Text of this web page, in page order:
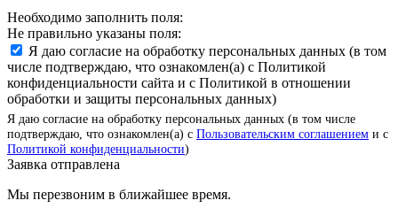
Необходимо заполнить поля:
Не правильно указаны поля:
Я даю согласие на обработку персональных данных (в том
числе подтверждаю, что ознакомлен(а) с Политикой
конфиденциальности сайта и с Политикой в отношении
обработки и защиты персональных данных)
Я даю согласие на обработку персональных данных (в том числе
подтверждаю, что ознакомлен(а) с Пользовательским соглашением и с
Политикой конфиденциальности)
Заявка отправлена
Мы перезвоним в ближайшее время.